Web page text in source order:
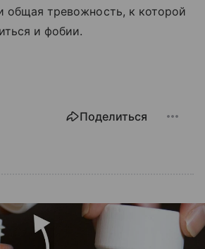
общая тревожность, к которой
и фобии.
Поделиться